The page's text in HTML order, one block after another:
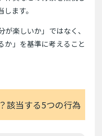
ます。
楽しいか」ではなく、
か」を基準に考えること
該当する5つの行為